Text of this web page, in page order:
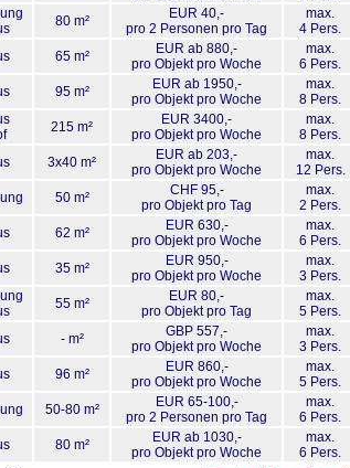
80 m²
EUR 40,-
pro 2 Personen pro Tag
max.
4 Pers.
65 m²
EUR ab 880,-
pro Objekt pro Woche
max.
6 Pers.
95 m²
EUR ab 1950,-
pro Objekt pro Woche
max.
8 Pers.
215 m²
EUR 3400,-
pro Objekt pro Woche
max.
8 Pers.
3x40 m²
EUR ab 203,-
pro Objekt pro Woche
max.
12 Pers.
50 m²
CHF 95,-
pro Objekt pro Tag
max.
2 Pers.
62 m²
EUR 630,-
pro Objekt pro Woche
max.
6 Pers.
35 m²
EUR 950,-
pro Objekt pro Woche
max.
3 Pers.
55 m²
EUR 80,-
pro Objekt pro Tag
max.
5 Pers.
- m²
GBP 557,-
pro Objekt pro Woche
max.
3 Pers.
96 m²
EUR 860,-
pro Objekt pro Woche
max.
5 Pers.
50-80 m²
EUR 65-100,-
pro 2 Personen pro Tag
max.
6 Pers.
80 m²
EUR ab 1030,-
pro Objekt pro Woche
max.
6 Pers.